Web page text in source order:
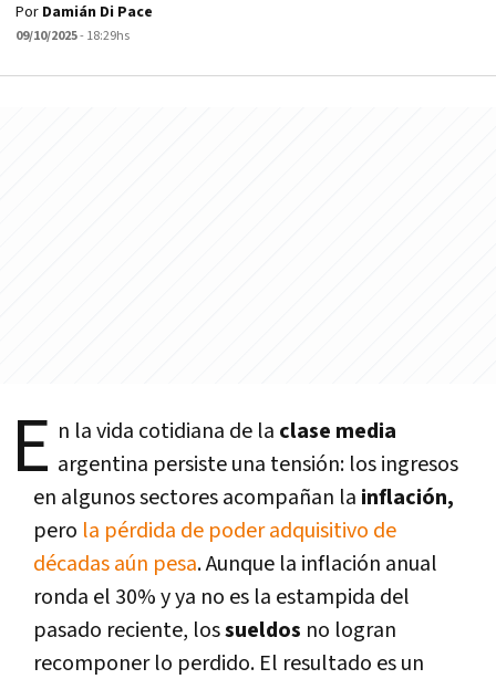
Por Damián Di Pace
09/10/2025- 18:29hs
E n la vida cotidiana de la clase media
argentina persiste una tensión: los ingresos
en algunos sectores acompañan la inflación,
pero la pérdida de poder adquisitivo de
décadas aún pesa. Aunque la inflación anual
ronda el 30% y ya no es la estampida del
pasado reciente, lossueldos no logran
recomponer lo perdido. El resultado es un